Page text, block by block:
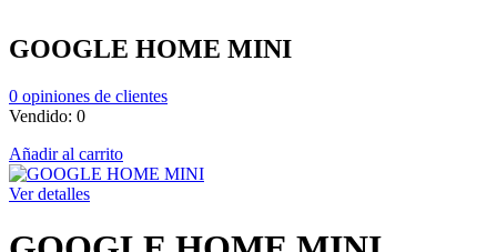
GOOGLE HOME MINI
0 opiniones de clientes
Vendido: 0
Añadir al carrito
Ver detalles